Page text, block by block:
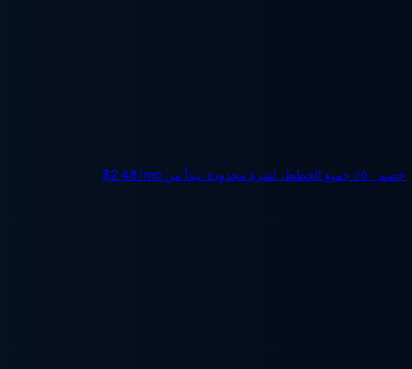
خصم ٥٠٪ جميع الخطط، لفترة محدودة. تبدأ من $2.48/mo